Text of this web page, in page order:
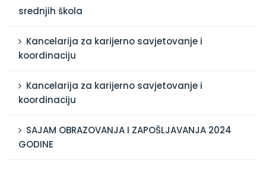
srednjih škola
Kancelarija za karijerno savjetovanje i
koordinaciju
Kancelarija za karijerno savjetovanje i
koordinaciju
SAJAM OBRAZOVANJA I ZAPOŠLJAVANJA 2024
GODINE